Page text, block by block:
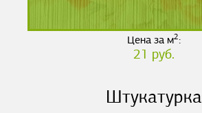
Цена за м2:
21 руб.
Штукатурка